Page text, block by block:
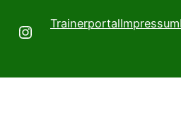
Instagram
TrainerportalImpressum